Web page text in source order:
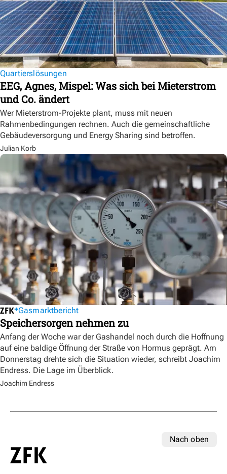
Quartierslösungen
EEG, Agnes, Mispel: Was sich bei Mieterstrom
und Co. ändert
Wer Mieterstrom-Projekte plant, muss mit neuen
Rahmenbedingungen rechnen. Auch die gemeinschaftliche
Gebäudeversorgung und Energy Sharing sind betroffen.
Julian Korb
Gasmarktbericht
Speichersorgen nehmen zu
Anfang der Woche war der Gashandel noch durch die Hoffnung
auf eine baldige Öffnung der Straße von Hormus geprägt. Am
Donnerstag drehte sich die Situation wieder, schreibt Joachim
Endress. Die Lage im Überblick.
Joachim Endress
Nach oben